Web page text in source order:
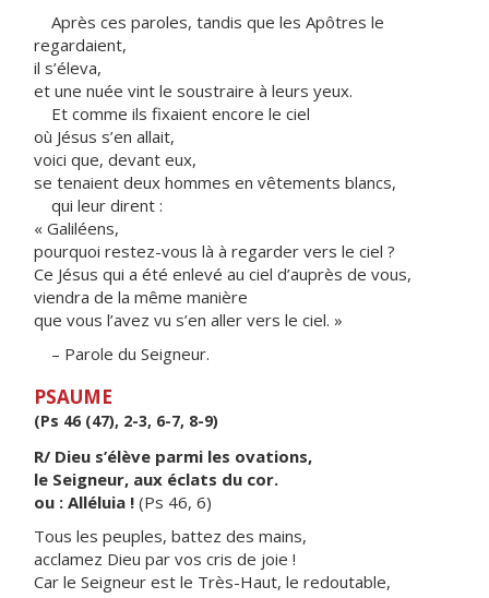
Après ces paroles, tandis que les Apôtres le
regardaient,
il s’éleva,
et une nuée vint le soustraire à leurs yeux.
Et comme ils fixaient encore le ciel
où Jésus s’en allait,
voici que, devant eux,
se tenaient deux hommes en vêtements blancs,
qui leur dirent :
« Galiléens,
pourquoi restez-vous là à regarder vers le ciel ?
Ce Jésus qui a été enlevé au ciel d’auprès de vous,
viendra de la même manière
que vous l’avez vu s’en aller vers le ciel. »
– Parole du Seigneur.
PSAUME
(Ps 46 (47), 2-3, 6-7, 8-9)
R/ Dieu s’élève parmi les ovations,
le Seigneur, aux éclats du cor.
ou : Alléluia ! (Ps 46, 6)
Tous les peuples, battez des mains,
acclamez Dieu par vos cris de joie !
Car le Seigneur est le Très-Haut, le redoutable,